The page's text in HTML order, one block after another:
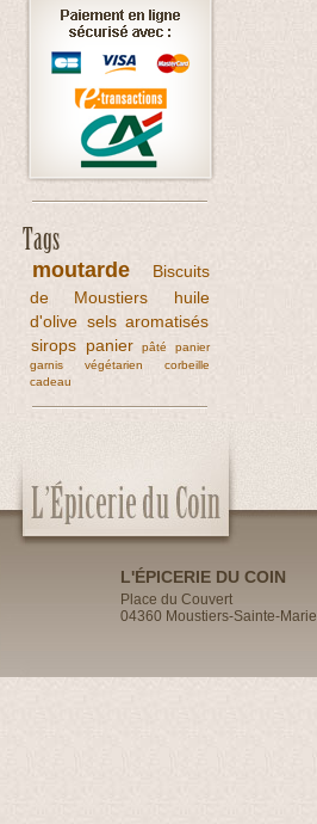
Tags
moutarde
Biscuits
de Moustiers
huile
d'olive sels aromatisés
sirops panier pâté
panier
garnis
végétarien
corbeille
cadeau
L'ÉPICERIE DU COIN
Place du Couvert
04360 Moustiers-Sainte-Marie